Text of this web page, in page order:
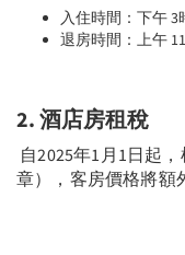
入住時間：下午 3
退房時間：上午
2. 酒店房租稅
自2025年1月1日起
章），客房價格將額